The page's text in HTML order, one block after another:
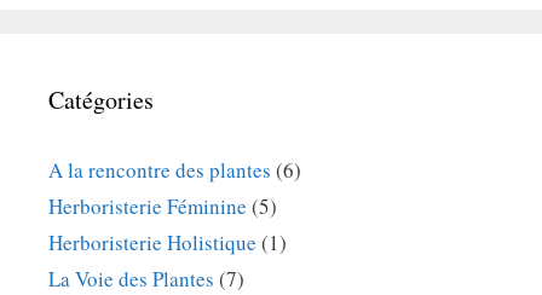
Catégories
A la rencontre des plantes (6)
Herboristerie Féminine (5)
Herboristerie Holistique (1)
La Voie des Plantes (7)